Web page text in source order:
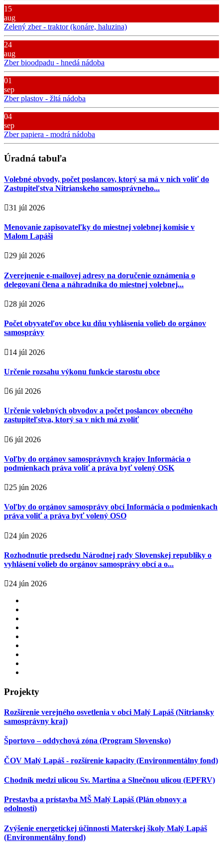
15
aug
Zelený zber - traktor (konáre, haluzina)
24
aug
Zber bioodpadu - hnedá nádoba
01
sep
Zber plastov - žltá nádoba
04
sep
Zber papiera - modrá nádoba
Úradná tabuľa
Volebné obvody, počet poslancov, ktorý sa má v nich voliť do
Zastupiteľstva Nitrianskeho samosprávneho...
31 júl 2026
Menovanie zapisovateľky do miestnej volebnej komisie v
Malom Lapáši
29 júl 2026
Zverejnenie e-mailovej adresy na doručenie oznámenia o
delegovaní člena a náhradníka do miestnej volebnej...
28 júl 2026
Počet obyvateľov obce ku dňu vyhlásenia volieb do orgánov
samosprávy
14 júl 2026
Určenie rozsahu výkonu funkcie starostu obce
6 júl 2026
Určenie volebných obvodov a počet poslancov obecného
zastupiteľstva, ktorý sa v nich má zvoliť
6 júl 2026
Voľby do orgánov samosprávnych krajov Informácia o
podmienkach práva voliť a práva byť volený OSK
25 jún 2026
Voľby do orgánov samosprávy obcí Informácia o podmienkach
práva voliť a práva byť volený OSO
24 jún 2026
Rozhodnutie predsedu Národnej rady Slovenskej republiky o
vyhlásení volieb do orgánov samosprávy obcí a o...
24 jún 2026
Projekty
Rozšírenie verejného osvetlenia v obci Malý Lapáš (Nitriansky
samosprávny kraj)
Športovo – oddychová zóna (Program Slovensko)
ČOV Malý Lapáš - rozšírenie kapacity (Environmentálny fond)
Chodník medzi ulicou Sv. Martina a Slnečnou ulicou (EPFRV)
Prestavba a prístavba MŠ Malý Lapáš (Plán obnovy a
odolnosti)
Zvýšenie energetickej účinnosti Materskej školy Malý Lapáš
(Environmentálny fond)